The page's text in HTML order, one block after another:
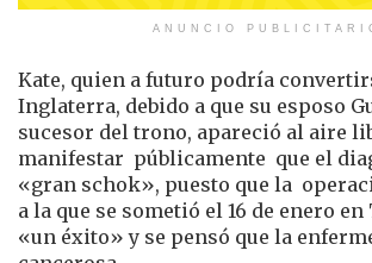
ANUNCIO
Kate, quien a futuro podría
Inglaterra, debido a que su esposo
sucesor del trono, apareció al aire
manifestar públicamente que el
«gran schok», puesto que la
a la que se sometió el 16 de enero
«un éxito» y se pensó que la